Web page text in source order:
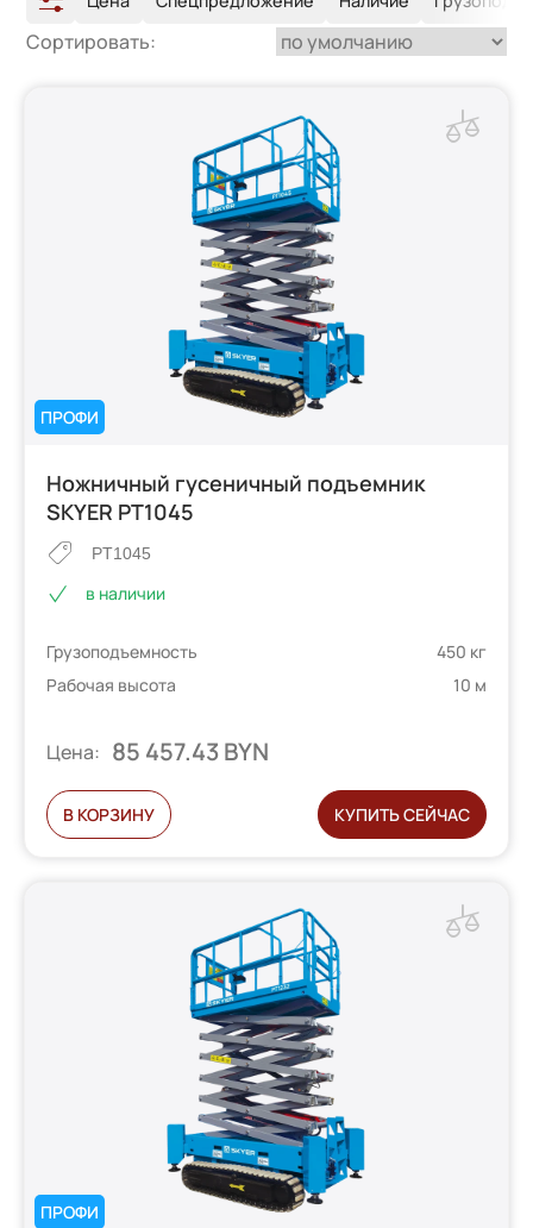
Сортировать:
ПРОФИ
Ножничный гусеничный подъемник
SKYER PT1045
PT1045
в наличии
Грузоподъемность
450 кг
Рабочая высота
10 м
Цена: 85 457.43 BYN
В КОРЗИНУ КУПИТЬ СЕЙЧАС
ПРОФИ